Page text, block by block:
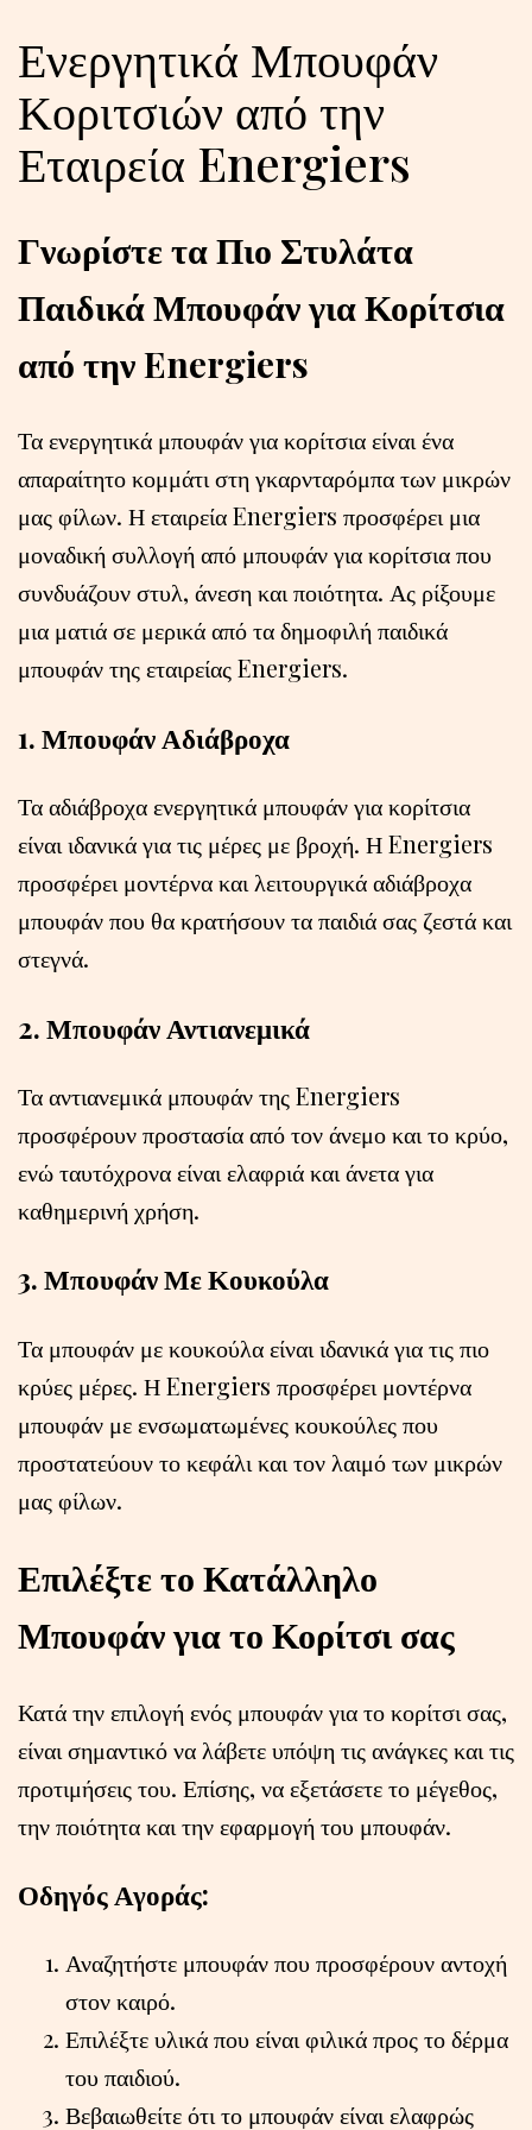
Ενεργητικά Μπουφάν
Κοριτσιών από την
Εταιρεία Energiers
Γνωρίστε τα Πιο Στυλάτα
Παιδικά Μπουφάν για Κορίτσια
από την Energiers
Τα ενεργητικά μπουφάν για κορίτσια είναι ένα
απαραίτητο κομμάτι στη γκαρνταρόμπα των μικρών
μας φίλων. Η εταιρεία Energiers προσφέρει μια
μοναδική συλλογή από μπουφάν για κορίτσια που
συνδυάζουν στυλ, άνεση και ποιότητα. Ας ρίξουμε
μια ματιά σε μερικά από τα δημοφιλή παιδικά
μπουφάν της εταιρείας Energiers.
1. Μπουφάν Αδιάβροχα
Τα αδιάβροχα ενεργητικά μπουφάν για κορίτσια
είναι ιδανικά για τις μέρες με βροχή. Η Energiers
προσφέρει μοντέρνα και λειτουργικά αδιάβροχα
μπουφάν που θα κρατήσουν τα παιδιά σας ζεστά και
στεγνά.
2. Μπουφάν Αντιανεμικά
Τα αντιανεμικά μπουφάν της Energiers
προσφέρουν προστασία από τον άνεμο και το κρύο,
ενώ ταυτόχρονα είναι ελαφριά και άνετα για
καθημερινή χρήση.
3. Μπουφάν Με Κουκούλα
Τα μπουφάν με κουκούλα είναι ιδανικά για τις πιο
κρύες μέρες. Η Energiers προσφέρει μοντέρνα
μπουφάν με ενσωματωμένες κουκούλες που
προστατεύουν το κεφάλι και τον λαιμό των μικρών
μας φίλων.
Επιλέξτε το Κατάλληλο
Μπουφάν για το Κορίτσι σας
Κατά την επιλογή ενός μπουφάν για το κορίτσι σας,
είναι σημαντικό να λάβετε υπόψη τις ανάγκες και τις
προτιμήσεις του. Επίσης, να εξετάσετε το μέγεθος,
την ποιότητα και την εφαρμογή του μπουφάν.
Οδηγός Αγοράς:
Αναζητήστε μπουφάν που προσφέρουν αντοχή
στον καιρό.
Επιλέξτε υλικά που είναι φιλικά προς το δέρμα
του παιδιού.
Βεβαιωθείτε ότι το μπουφάν είναι ελαφρώς